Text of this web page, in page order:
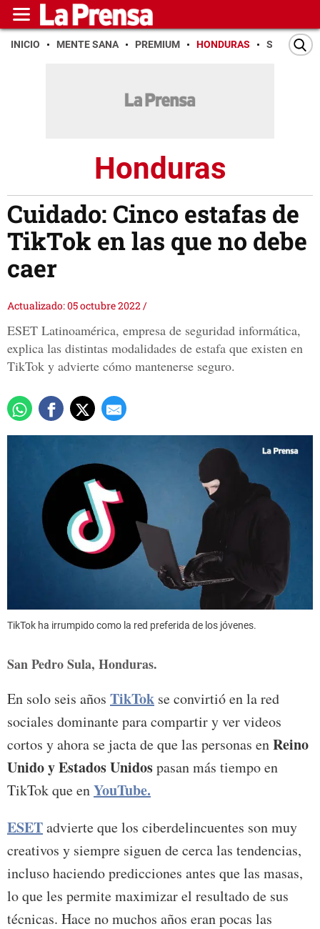
INICIO MENTE SANA PREMIUM HONDURAS SAN PEDRO
Honduras
Cuidado: Cinco estafas de
TikTok en las que no debe
caer
Actualizado: 05 octubre 2022/
ESET Latinoamérica, empresa de seguridad informática,
explica las distintas modalidades de estafa que existen en
TikTok y advierte cómo mantenerse seguro.
TikTok ha irrumpido como la red preferida de los jóvenes.
San Pedro Sula, Honduras.
En solo seis años TikTok se convirtió en la red
sociales dominante para compartir y ver videos
cortos y ahora se jacta de que las personas enReino
Unido y Estados Unidospasan más tiempo en
TikTok que enYouTube.
ESETadvierte que los ciberdelincuentes son muy
creativos y siempre siguen de cerca las tendencias,
incluso haciendo predicciones antes que las masas,
lo que les permite maximizar el resultado de sus
técnicas. Hace no muchos años eran pocas las